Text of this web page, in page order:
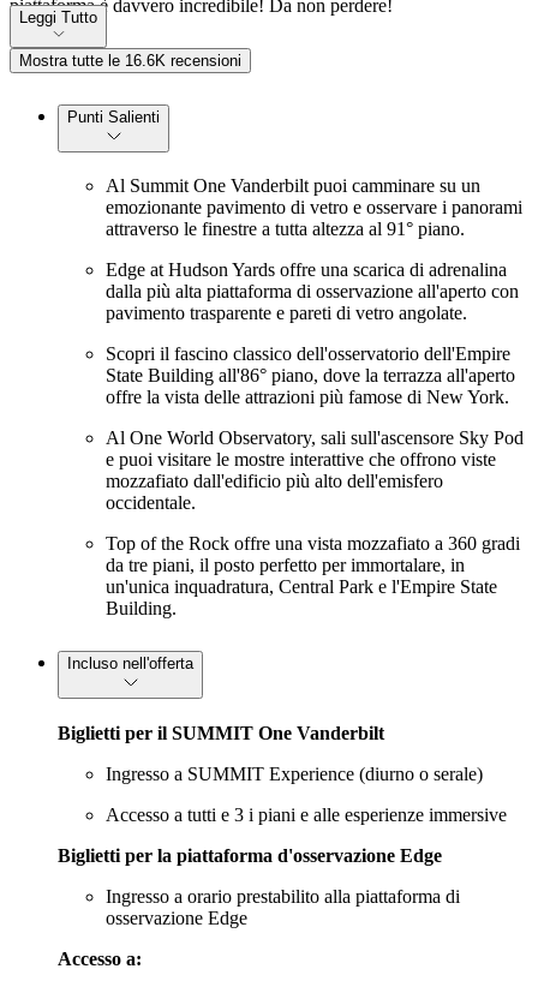
piattaforma è davvero incredibile! Da non perdere!
Leggi Tutto
Mostra tutte le 16.6K recensioni
Punti Salienti
Al Summit One Vanderbilt puoi camminare su un
emozionante pavimento di vetro e osservare i panorami
attraverso le finestre a tutta altezza al 91° piano.
Edge at Hudson Yards offre una scarica di adrenalina
dalla più alta piattaforma di osservazione all'aperto con
pavimento trasparente e pareti di vetro angolate.
Scopri il fascino classico dell'osservatorio dell'Empire
State Building all'86° piano, dove la terrazza all'aperto
offre la vista delle attrazioni più famose di New York.
Al One World Observatory, sali sull'ascensore Sky Pod
e puoi visitare le mostre interattive che offrono viste
mozzafiato dall'edificio più alto dell'emisfero
occidentale.
Top of the Rock offre una vista mozzafiato a 360 gradi
da tre piani, il posto perfetto per immortalare, in
un'unica inquadratura, Central Park e l'Empire State
Building.
Incluso nell'offerta
Biglietti per il SUMMIT One Vanderbilt
Ingresso a SUMMIT Experience (diurno o serale)
Accesso a tutti e 3 i piani e alle esperienze immersive
Biglietti per la piattaforma d'osservazione Edge
Ingresso a orario prestabilito alla piattaforma di
osservazione Edge
Accesso a: